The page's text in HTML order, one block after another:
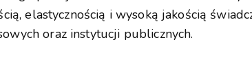
elastycznością i wysoką jakością
oraz instytucji publicznych.